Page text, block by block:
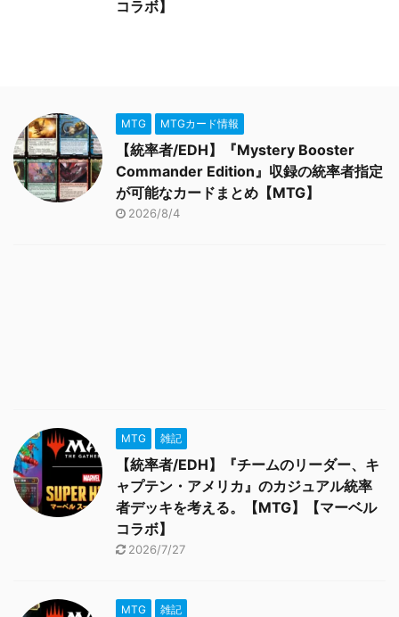
コラボ】
MTG MTGカード情報
【統率者/EDH】『Mystery Booster
Commander Edition』収録の統率者指定
が可能なカードまとめ【MTG】
2026/8/4
MTG 雑記
【統率者/EDH】『チームのリーダー、キ
ャプテン・アメリカ』のカジュアル統率
者デッキを考える。【MTG】【マーベル
コラボ】
2026/7/27
MTG 雑記